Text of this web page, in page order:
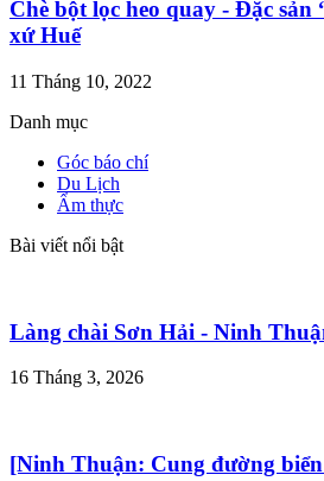
Chè bột lọc heo quay - Đặc sản
xứ Huế
11 Tháng 10, 2022
Danh mục
Góc báo chí
Du Lịch
Ẩm thực
Bài viết nổi bật
Làng chài Sơn Hải - Ninh
16 Tháng 3, 2026
[Ninh Thuận: Cung đường